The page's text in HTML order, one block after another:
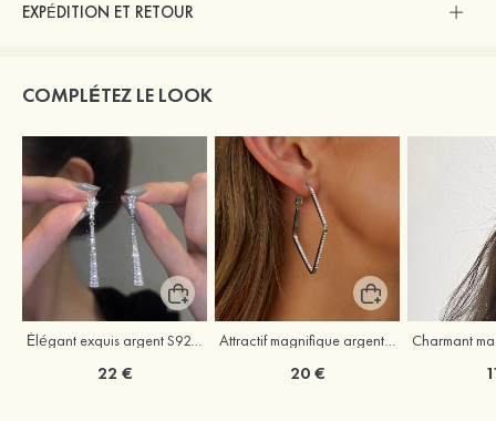
EXPÉDITION ET RETOUR
COMPLÉTEZ LE LOOK
Élégant exquis argent S925 zircon boucles d'oreilles
22 €
Attractif magnifique argent s925 zircon boucles d'oreilles
20 €